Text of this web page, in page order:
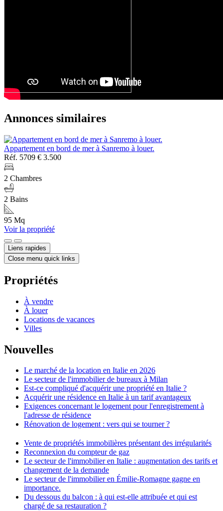
Annonces similaires
Appartement en bord de mer à Sanremo à louer.
Réf. 5709 € 3.500
2 Chambres
2 Bains
95 Mq
Voir la propriété
Liens rapides
Close menu quick links
Propriétés
À vendre
À louer
Locations de vacances
Villes
Nouvelles
Le marché de la location en Italie en 2026
Le secteur de l'immobilier de bureaux à Milan
Est-ce compliqué d'acquérir une propriété en Italie ?
Acquérir une résidence en Italie à un tarif avantageux
Exigences concernant le logement pour l'enregistrement à
l'adresse de résidence
Rénovation de logement : vers qui se tourner ?
Vente de propriétés immobilières présentant des irrégularités
Reconnexion du compteur de gaz
Le secteur de l'immobilier en Italie : augmentation des tarifs et
changement de la demande
Le secteur de l'immobilier en Émilie-Romagne gagne en
importance.
Du dessous du balcon : à qui est-elle attribuée et qui est
chargé de sa restauration ?